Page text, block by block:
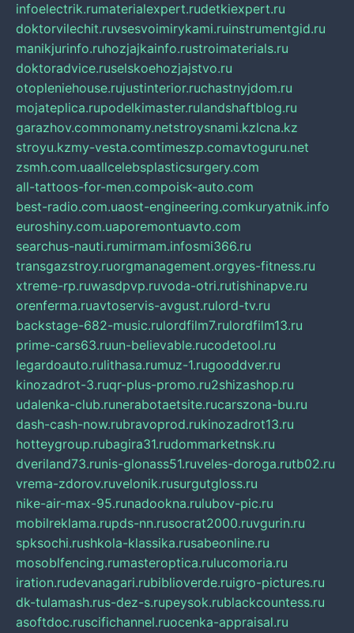
infoelectrik.rumaterialexpert.rudetkiexpert.ru
doktorvilechit.ruvsesvoimirykami.ruinstrumentgid.ru
manikjurinfo.ruhozjajkainfo.rustroimaterials.ru
doktoradvice.ruselskoehozjajstvo.ru
otopleniehouse.rujustinterior.ruchastnyjdom.ru
mojateplica.rupodelkimaster.rulandshaftblog.ru
garazhov.commonamy.netstroysnami.kzlcna.kz
stroyu.kzmy-vesta.comtimeszp.comavtoguru.net
zsmh.com.uaallcelebsplasticsurgery.com
all-tattoos-for-men.compoisk-auto.com
best-radio.com.uaost-engineering.comkuryatnik.info
euroshiny.com.uaporemontuavto.com
searchus-nauti.rumirmam.infosmi366.ru
transgazstroy.ruorgmanagement.orgyes-fitness.ru
xtreme-rp.ruwasdpvp.ruvoda-otri.rutishinapve.ru
orenferma.ruavtoservis-avgust.rulord-tv.ru
backstage-682-music.rulordfilm7.rulordfilm13.ru
prime-cars63.ruun-believable.rucodetool.ru
legardoauto.rulithasa.rumuz-1.rugooddver.ru
kinozadrot-3.ruqr-plus-promo.ru2shizashop.ru
udalenka-club.runerabotaetsite.rucarszona-bu.ru
dash-cash-now.rubravoprod.rukinozadrot13.ru
hotteygroup.rubagira31.rudommarketnsk.ru
dveriland73.runis-glonass51.ruveles-doroga.rutb02.ru
vrema-zdorov.ruvelonik.rusurgutgloss.ru
nike-air-max-95.runadookna.rulubov-pic.ru
mobilreklama.rupds-nn.rusocrat2000.ruvgurin.ru
spksochi.rushkola-klassika.rusabeonline.ru
mosoblfencing.rumasteroptica.rulucomoria.ru
iration.rudevanagari.rubiblioverde.ruigro-pictures.ru
dk-tulamash.rus-dez-s.rupeysok.rublackcountess.ru
asoftdoc.ruscifichannel.ruocenka-appraisal.ru